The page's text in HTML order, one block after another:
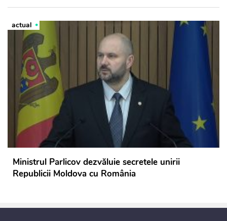
actual
Ministrul Parlicov dezvăluie secretele unirii
Republicii Moldova cu România